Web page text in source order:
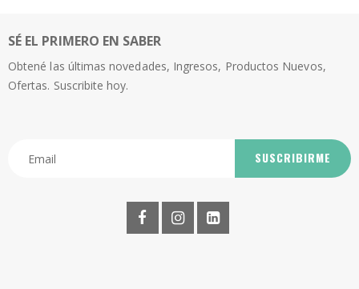
SÉ EL PRIMERO EN SABER
Obtené las últimas novedades, Ingresos, Productos Nuevos,
Ofertas. Suscribite hoy.
SUSCRIBIRME